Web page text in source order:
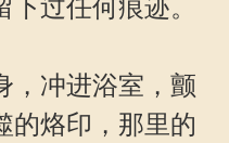
过任何痕迹。
冲进浴室，颤
的烙印，那里的